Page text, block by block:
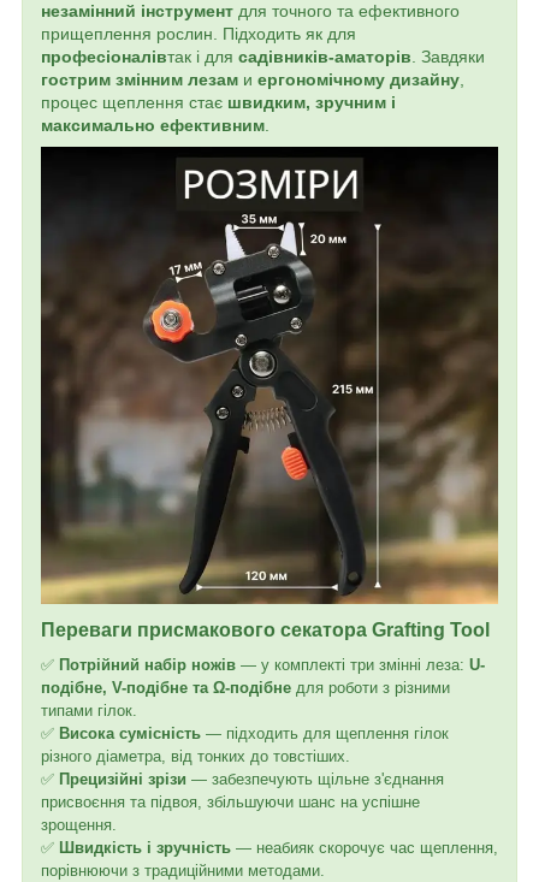
незамінний інструмент для точного та ефективного
прищеплення рослин. Підходить як для
професіоналівтак і для садівників-аматорів. Завдяки
гострим змінним лезам и ергономічному дизайну,
процес щеплення стає швидким, зручним і
максимально ефективним.
Переваги присмакового секатора Grafting Tool
✅ Потрійний набір ножів — у комплекті три змінні леза: U-
подібне, V-подібне та Ω-подібне для роботи з різними
типами гілок.
✅ Висока сумісність — підходить для щеплення гілок
різного діаметра, від тонких до товстіших.
✅ Прецизійні зрізи — забезпечують щільне з'єднання
присвоєння та підвоя, збільшуючи шанс на успішне
зрощення.
✅ Швидкість і зручність — неабияк скорочує час щеплення,
порівнюючи з традиційними методами.